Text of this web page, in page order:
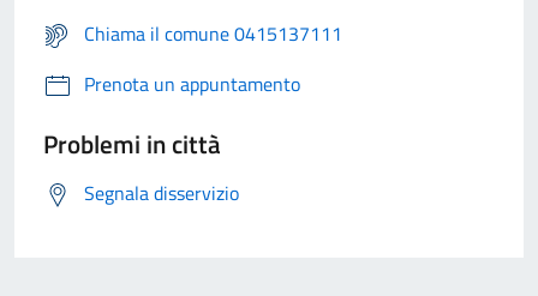
Chiama il comune 0415137111
Prenota un appuntamento
Problemi in città
Segnala disservizio